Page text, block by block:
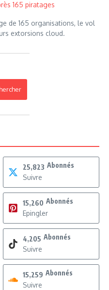
165 piratages
de 165 organisations, le vol
extorsions cloud.
25,823 Abonnés
Suivre
15,260 Abonnés
Epingler
4,205 Abonnés
Suivre
15,259 Abonnés
Suivre